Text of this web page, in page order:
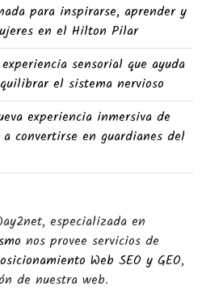
para inspirarse, aprender y
en el Hilton Pilar
sensorial que ayuda
el sistema nervioso
experiencia inmersiva de
convertirse en guardianes del
especializada en
nos provee servicios de
Web SEO y GEO,
de nuestra web.